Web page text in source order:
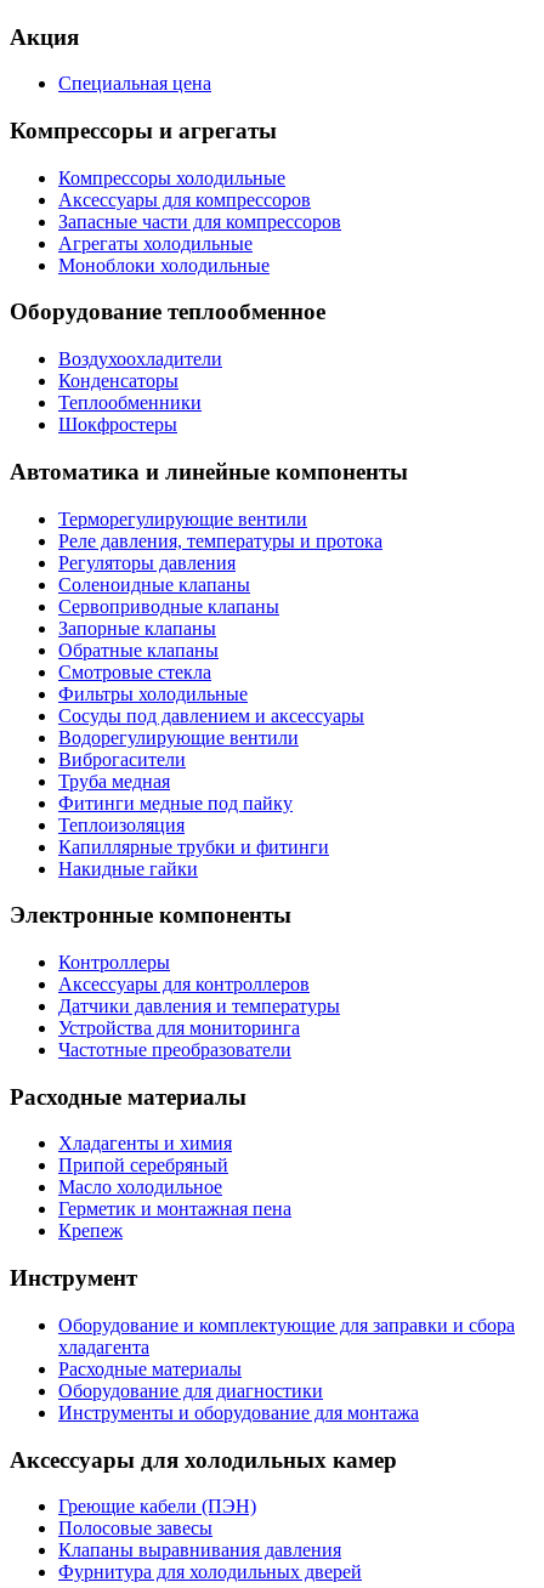
Акция
Специальная цена
Компрессоры и агрегаты
Компрессоры холодильные
Аксессуары для компрессоров
Запасные части для компрессоров
Агрегаты холодильные
Моноблоки холодильные
Оборудование теплообменное
Воздухоохладители
Конденсаторы
Теплообменники
Шокфростеры
Автоматика и линейные компоненты
Терморегулирующие вентили
Реле давления, температуры и протока
Регуляторы давления
Соленоидные клапаны
Сервоприводные клапаны
Запорные клапаны
Обратные клапаны
Смотровые стекла
Фильтры холодильные
Сосуды под давлением и аксессуары
Водорегулирующие вентили
Виброгасители
Труба медная
Фитинги медные под пайку
Теплоизоляция
Капиллярные трубки и фитинги
Накидные гайки
Электронные компоненты
Контроллеры
Аксессуары для контроллеров
Датчики давления и температуры
Устройства для мониторинга
Частотные преобразователи
Расходные материалы
Хладагенты и химия
Припой серебряный
Масло холодильное
Герметик и монтажная пена
Крепеж
Инструмент
Оборудование и комплектующие для заправки и сбора
хладагента
Расходные материалы
Оборудование для диагностики
Инструменты и оборудование для монтажа
Аксессуары для холодильных камер
Греющие кабели (ПЭН)
Полосовые завесы
Клапаны выравнивания давления
Фурнитура для холодильных дверей